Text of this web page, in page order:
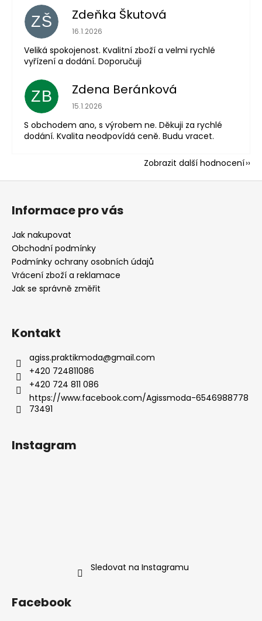
ZŠ Zdeňka Škutová
Hodnocení obchodu je 5 z 5 hvězdiček.
16.1.2026
Veliká spokojenost. Kvalitní zboží a velmi rychlé
vyřízení a dodání. Doporučuji
ZB Zdena Beránková
Hodnocení obchodu je 1 z 5 hvězdiček.
15.1.2026
S obchodem ano, s výrobem ne. Děkuji za rychlé
dodání. Kvalita neodpovídá ceně. Budu vracet.
Zobrazit další hodnocení
Z
Informace pro vás
Jak nakupovat
Obchodní podmínky
Podmínky ochrany osobních údajů
Vrácení zboží a reklamace
Jak se správně změřit
Kontakt
agiss.praktikmoda@gmail.com
+420 724811086
+420 724 811 086
https://www.facebook.com/Agissmoda-6546988778
73491
Instagram
Sledovat na Instagramu
Facebook